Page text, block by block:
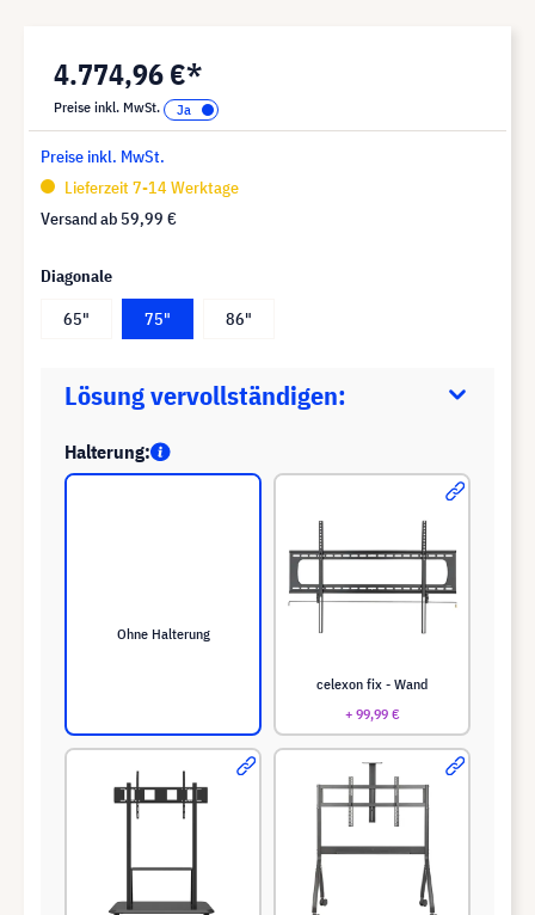
4.774,96 €*
Preise inkl. MwSt.
Preise inkl. MwSt.
Lieferzeit 7-14 Werktage
Versand ab 59,99 €
Diagonale
65"
75" 86"
Lösung vervollständigen:
Halterung:
Ohne Halterung
celexon fix - Wand
+ 99,99 €